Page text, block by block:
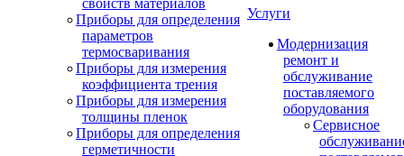
свойств материалов
Приборы для определения
параметров
термосваривания
Приборы для измерения
коэффициента трения
Приборы для измерения
толщины пленок
Приборы для определения
герметичности
Услуги
Модернизация
ремонт и
обслуживание
поставляемого
оборудования
Сервисное